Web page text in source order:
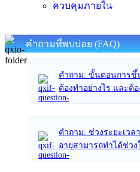
ควบคุมภายใน
คำถามที่พบบ่อย (FAQ)
คำถาม: ขั้นตอนการขึ้
ต้องทำอย่างไร และต้
คำถาม: ช่วงระยะเวล
อายุสามารถทำได้ช่วง